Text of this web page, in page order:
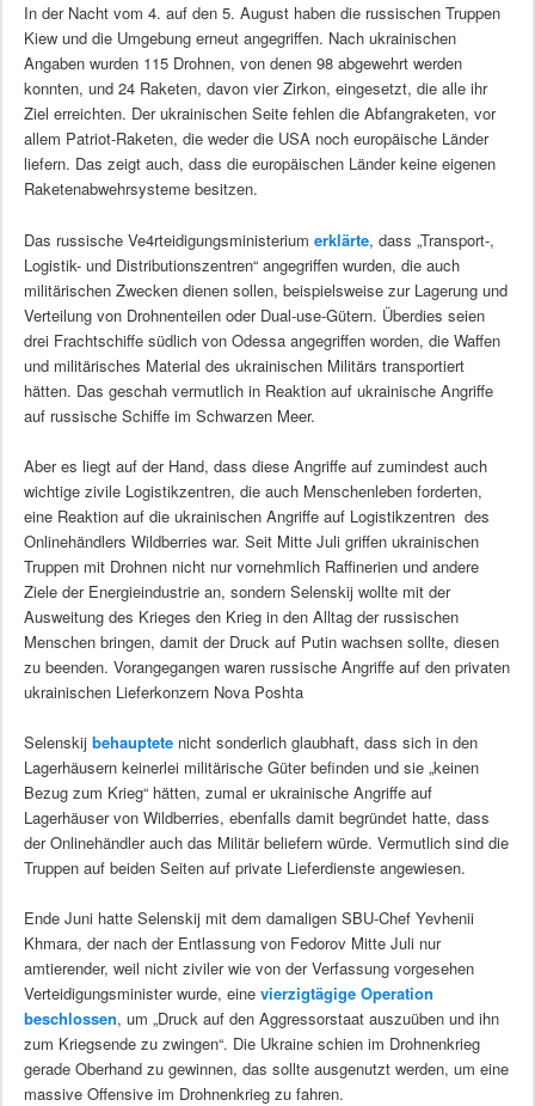
In der Nacht vom 4. auf den 5. August haben die russischen Truppen
Kiew und die Umgebung erneut angegriffen. Nach ukrainischen
Angaben wurden 115 Drohnen, von denen 98 abgewehrt werden
konnten, und 24 Raketen, davon vier Zirkon, eingesetzt, die alle ihr
Ziel erreichten. Der ukrainischen Seite fehlen die Abfangraketen, vor
allem Patriot-Raketen, die weder die USA noch europäische Länder
liefern. Das zeigt auch, dass die europäischen Länder keine eigenen
Raketenabwehrsysteme besitzen.
Das russische Ve4rteidigungsministerium erklärte, dass „Transport-,
Logistik- und Distributionszentren“ angegriffen wurden, die auch
militärischen Zwecken dienen sollen, beispielsweise zur Lagerung und
Verteilung von Drohnenteilen oder Dual-use-Gütern. Überdies seien
drei Frachtschiffe südlich von Odessa angegriffen worden, die Waffen
und militärisches Material des ukrainischen Militärs transportiert
hätten. Das geschah vermutlich in Reaktion auf ukrainische Angriffe
auf russische Schiffe im Schwarzen Meer.
Aber es liegt auf der Hand, dass diese Angriffe auf zumindest auch
wichtige zivile Logistikzentren, die auch Menschenleben forderten,
eine Reaktion auf die ukrainischen Angriffe auf Logistikzentren des
Onlinehändlers Wildberries war. Seit Mitte Juli griffen ukrainischen
Truppen mit Drohnen nicht nur vornehmlich Raffinerien und andere
Ziele der Energieindustrie an, sondern Selenskij wollte mit der
Ausweitung des Krieges den Krieg in den Alltag der russischen
Menschen bringen, damit der Druck auf Putin wachsen sollte, diesen
zu beenden. Vorangegangen waren russische Angriffe auf den privaten
ukrainischen Lieferkonzern Nova Poshta
Selenskij behauptetenicht sonderlich glaubhaft, dass sich in den
Lagerhäusern keinerlei militärische Güter befinden und sie „keinen
Bezug zum Krieg“ hätten, zumal er ukrainische Angriffe auf
Lagerhäuser von Wildberries, ebenfalls damit begründet hatte, dass
der Onlinehändler auch das Militär beliefern würde. Vermutlich sind die
Truppen auf beiden Seiten auf private Lieferdienste angewiesen.
Ende Juni hatte Selenskij mit dem damaligen SBU-Chef Yevhenii
Khmara, der nach der Entlassung von Fedorov Mitte Juli nur
amtierender, weil nicht ziviler wie von der Verfassung vorgesehen
Verteidigungsminister wurde, eine vierzigtägige Operation
beschlossen, um „Druck auf den Aggressorstaat auszuüben und ihn
zum Kriegsende zu zwingen“. Die Ukraine schien im Drohnenkrieg
gerade Oberhand zu gewinnen, das sollte ausgenutzt werden, um eine
massive Offensive im Drohnenkrieg zu fahren.